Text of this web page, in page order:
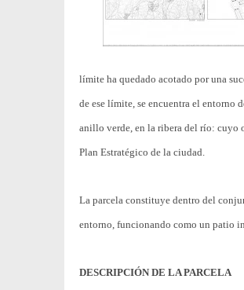
límite ha quedado acotado por una
de ese límite, se encuentra el entorno
anillo verde, en la ribera del río: cuyo
Plan Estratégico de la ciudad.
La parcela constituye dentro del
entorno, funcionando como un patio
DESCRIPCIÓN DE LA PARCELA